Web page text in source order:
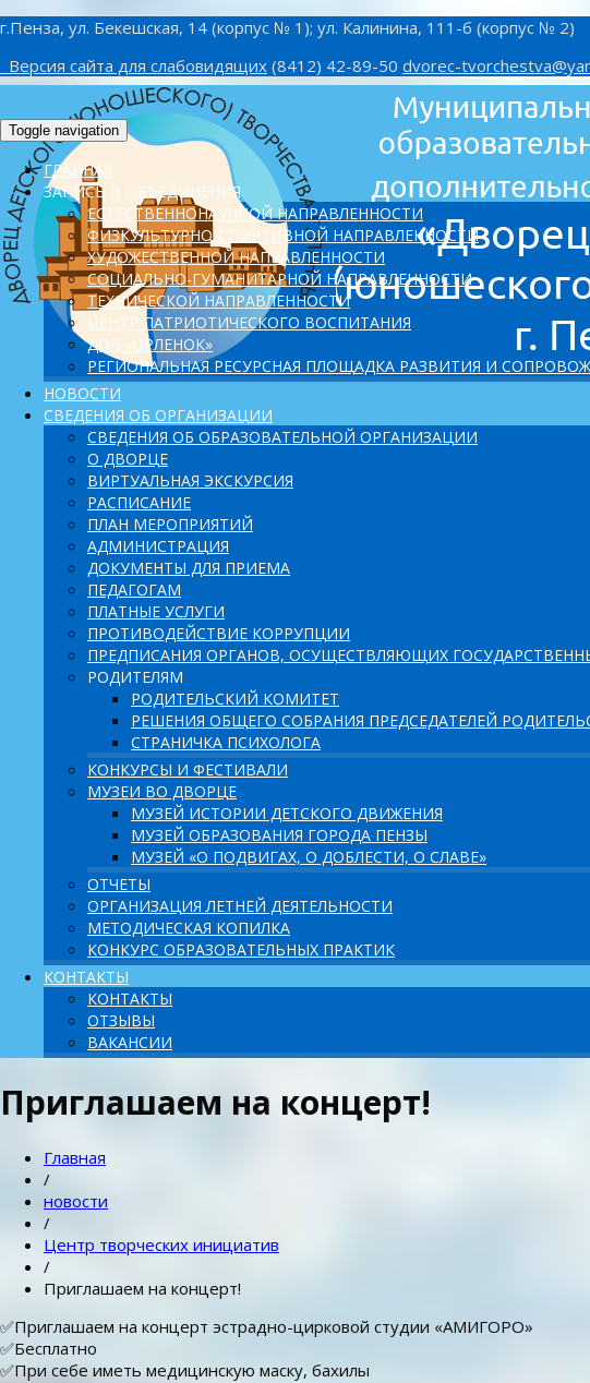
г.Пенза, ул. Бекешская, 14 (корпус № 1); ул. Калинина, 111-б (корпус № 2)
Версия сайта для слабовидящих (8412) 42-89-50 dvorec-
Toggle navigation
ГЛАВНАЯ
ЗАПИСЬ В ОБЪЕДИНЕНИЯ
ЕСТЕСТВЕННОНАУЧНОЙ НАПРАВЛЕННОСТИ
ФИЗКУЛЬТУРНО-СПОРТИВНОЙ НАПРАВЛЕННОСТИ
ХУДОЖЕСТВЕННОЙ НАПРАВЛЕННОСТИ
СОЦИАЛЬНО-ГУМАНИТАРНОЙ НАПРАВЛЕННОСТИ
ТЕХНИЧЕСКОЙ НАПРАВЛЕННОСТИ
ЦЕНТР ПАТРИОТИЧЕСКОГО ВОСПИТАНИЯ
ДОЛ «ОРЛЕНОК»
PЕГИОНАЛЬНАЯ РЕСУРСНАЯ ПЛОЩАДКА РАЗВИТИЯ И
НОВОСТИ
СВЕДЕНИЯ ОБ ОРГАНИЗАЦИИ
СВЕДЕНИЯ ОБ ОБРАЗОВАТЕЛЬНОЙ ОРГАНИЗАЦИИ
О ДВОРЦЕ
ВИРТУАЛЬНАЯ ЭКСКУРСИЯ
РАСПИСАНИЕ
ПЛАН МЕРОПРИЯТИЙ
АДМИНИСТРАЦИЯ
ДОКУМЕНТЫ ДЛЯ ПРИЕМА
ПЕДАГОГАМ
ПЛАТНЫЕ УСЛУГИ
ПРОТИВОДЕЙСТВИЕ КОРРУПЦИИ
ПРЕДПИСАНИЯ ОРГАНОВ, ОСУЩЕСТВЛЯЮЩИХ
РОДИТЕЛЯМ
РОДИТЕЛЬСКИЙ КОМИТЕТ
РЕШЕНИЯ ОБЩЕГО СОБРАНИЯ ПРЕДСЕДАТЕЛЕЙ
СТРАНИЧКА ПСИХОЛОГА
КОНКУРСЫ И ФЕСТИВАЛИ
МУЗЕИ ВО ДВОРЦЕ
МУЗЕЙ ИСТОРИИ ДЕТСКОГО ДВИЖЕНИЯ
МУЗЕЙ ОБРАЗОВАНИЯ ГОРОДА ПЕНЗЫ
МУЗЕЙ «О ПОДВИГАХ, О ДОБЛЕСТИ, О СЛАВЕ»
ОТЧЕТЫ
ОРГАНИЗАЦИЯ ЛЕТНЕЙ ДЕЯТЕЛЬНОСТИ
МЕТОДИЧЕСКАЯ КОПИЛКА
КОНКУРС ОБРАЗОВАТЕЛЬНЫХ ПРАКТИК
КОНТАКТЫ
КОНТАКТЫ
ОТЗЫВЫ
ВАКАНСИИ
Приглашаем на концерт!
Главная
/
новости
/
Центр творческих инициатив
/
Приглашаем на концерт!
✅Приглашаем на концерт эстрадно-цирковой студии «АМИГОРО»
✅Бесплатно
✅При себе иметь медицинскую маску, бахилы